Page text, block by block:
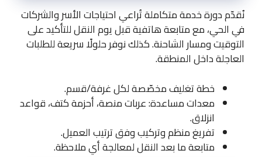
نُقدّم دورة خدمة متكاملة تُراعي احتياجات الأسر والشركات
في الحي، مع متابعة هاتفية قبل يوم النقل للتأكيد على
التوقيت ومسار الشاحنة. كذلك نوفر حلولًا سريعة للطلبات
العاجلة داخل المنطقة.
خطة تغليف مخصّصة لكل غرفة/قسم.
معدات مساعدة: عربات منصة، أحزمة كتف، قواعد
انزلاق.
تفريغ منظم وتركيب وفق ترتيب العميل.
متابعة ما بعد النقل لمعالجة أي ملاحظة.